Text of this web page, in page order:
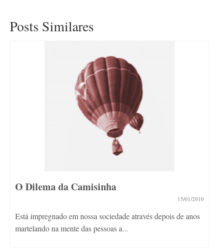
Posts Similares
O Dilema da Camisinha
15/01/2010
Está impregnado em nossa sociedade através depois de anos
martelando na mente das pessoas a...